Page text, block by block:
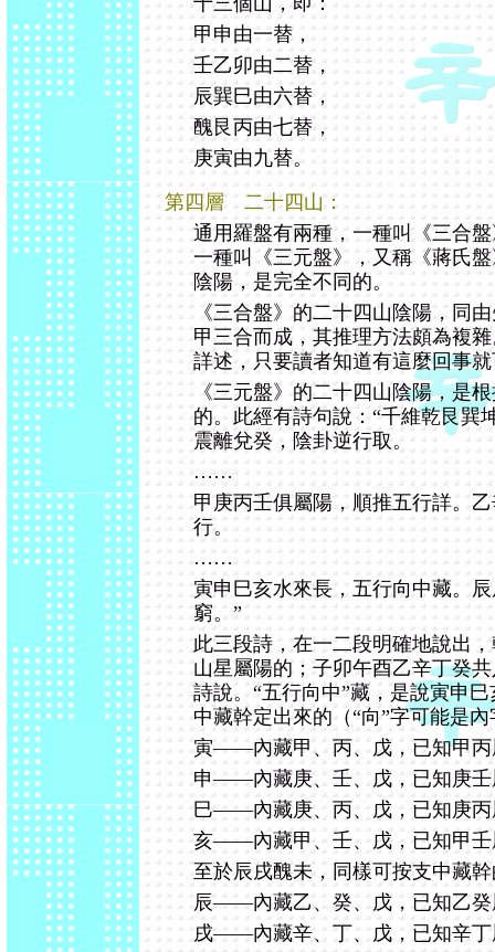
甲申由一替，
壬乙卯由二替，
辰巽巳由六替，
醜艮丙由七替，
庚寅由九替。
第四層 二十四山：
通用羅盤有兩種，一種叫《三合
一種叫《三元盤》，又稱《蔣氏
陰陽，是完全不同的。
《三合盤》的二十四山陰陽，同
甲三合而成，其推理方法頗為複
詳述，只要讀者知道有這麼回事
《三元盤》的二十四山陰陽，是
的。此經有詩句說：“千維乾艮巽
震離兌癸，陰卦逆行取。
……
甲庚丙壬俱屬陽，順推五行詳。
行。
……
寅申巳亥水來長，五行向中藏。
窮。”
此三段詩，在一二段明確地說出
山星屬陽的；子卯午酉乙辛丁癸
詩說。“五行向中”藏，是說寅申
中藏幹定出來的（“向”字可能是
寅――內藏甲、丙、戊，已知甲丙
申――內藏庚、壬、戊，已知庚壬
巳――內藏庚、丙、戊，已知庚丙
亥――內藏甲、壬、戊，已知甲壬
至於辰戌醜未，同樣可按支中藏
辰――內藏乙、癸、戊，已知乙癸
戌――內藏辛、丁、戊，已知辛丁